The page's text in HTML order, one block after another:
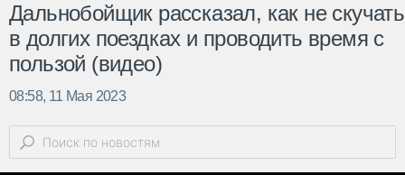
Дальнобойщик рассказал, как не скучать
в долгих поездках и проводить время с
пользой (видео)
08:58, 11 Мая 2023